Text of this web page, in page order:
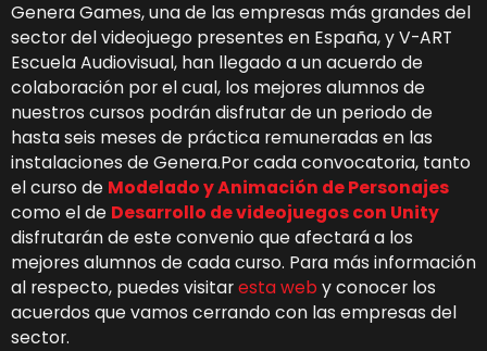
Genera Games, una de las empresas más grandes del
sector del videojuego presentes en España, y V-ART
Escuela Audiovisual, han llegado a un acuerdo de
colaboración por el cual, los mejores alumnos de
nuestros cursos podrán disfrutar de un periodo de
hasta seis meses de práctica remuneradas en las
instalaciones de Genera.Por cada convocatoria, tanto
el curso de Modelado y Animación de Personajes
como el de Desarrollo de videojuegos con Unity
disfrutarán de este convenio que afectará a los
mejores alumnos de cada curso. Para más información
al respecto, puedes visitaresta web y conocer los
acuerdos que vamos cerrando con las empresas del
sector.